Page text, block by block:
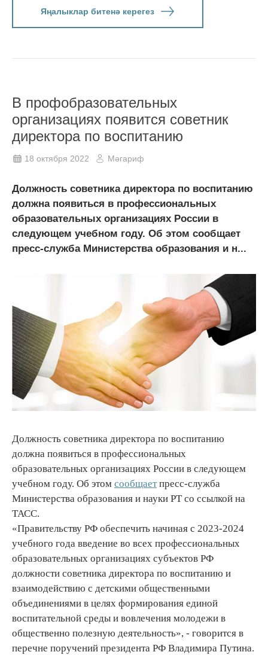
Яңалыклар битенә керегез
В профобразовательных
организациях появится советник
директора по воспитанию
18 октября 2022 Мәгариф
Должность советника директора по воспитанию
должна появиться в профессиональных
образовательных организациях России в
следующем учебном году. Об этом сообщает
пресс-служба Министерства образования и н...
Должность советника директора по воспитанию
должна появиться в профессиональных
образовательных организациях России в следующем
учебном году. Об этом сообщаетпресс-служба
Министерства образования и науки РТ со ссылкой на
ТАСС.
«Правительству РФ обеспечить начиная с 2023-2024
учебного года введение во всех профессиональных
образовательных организациях субъектов РФ
должности советника директора по воспитанию и
взаимодействию с детскими общественными
объединениями в целях формирования единой
воспитательной среды и вовлечения молодежи в
общественно полезную деятельность», - говорится в
перечне поручений президента РФ Владимира Путина.